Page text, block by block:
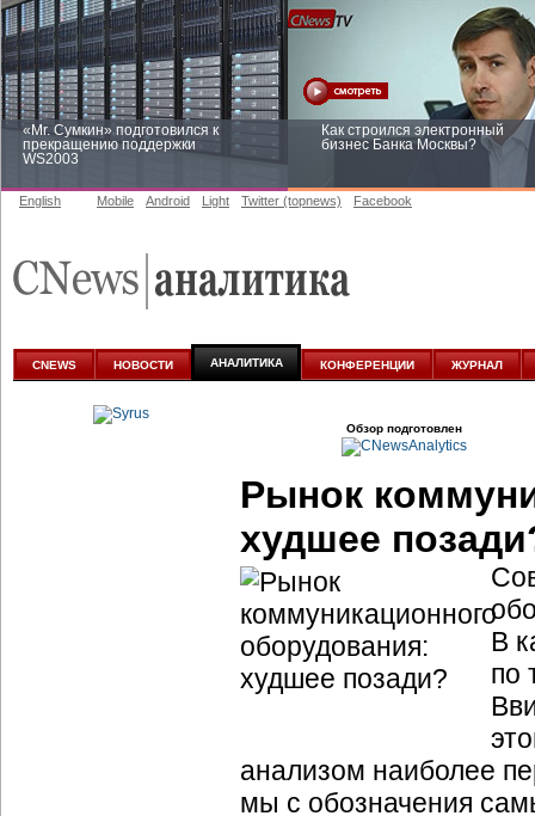
«Mr. Сумкин» подготовился к
прекращению поддержки
WS2003
Как строился электронный
бизнес Банка Москвы?
аналитике
English Mobile Android Light Twitter (topnews) Facebook
CNEWS НОВОСТИ АНАЛИТИКА КОНФЕРЕНЦИИ ЖУРНАЛ
Обзор подготовлен
Рынок
худшее
В
по
анализом наиболее
мы с обозначения